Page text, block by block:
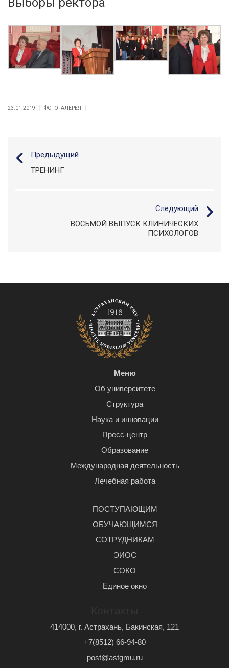
23.01.2019 ФОТОГАЛЕРЕЯ
Предыдущий
ТРЕНИНГ
Следующий
ВОСЬМОЙ ВЫПУСК КЛИНИЧЕСКИХ
ПСИХОЛОГОВ
Меню
Об университете
Структура
Наука и инновации
Пресс-центр
Образование
Международная деятельность
Лечебная работа
ПОСТУПАЮЩИМ
ОБУЧАЮЩИМСЯ
СОТРУДНИКАМ
ЭИОС
СОКО
Единое окно
414000, г. Астрахань, Бакинская, 121
+7(8512) 66-94-80
post@astgmu.ru